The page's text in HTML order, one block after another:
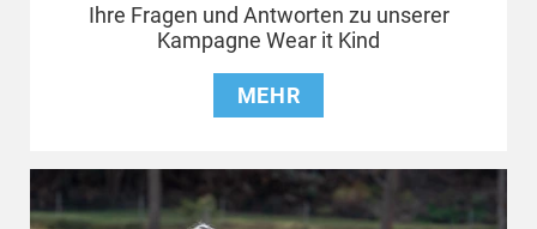
Ihre Fragen und Antworten zu unserer
Kampagne Wear it Kind
MEHR